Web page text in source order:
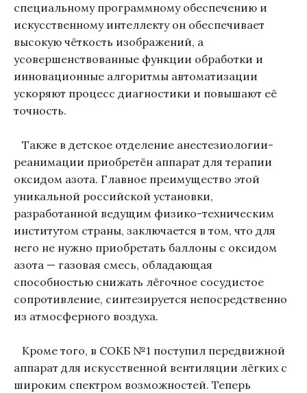
специальному программному обеспечению и
искусственному интеллекту он обеспечивает
высокую чёткость изображений, а
усовершенствованные функции обработки и
инновационные алгоритмы автоматизации
ускоряют процесс диагностики и повышают её
точность.
Также в детское отделение анестезиологии-
реанимации приобретён аппарат для терапии
оксидом азота. Главное преимущество этой
уникальной российской установки,
разработанной ведущим физико-техническим
институтом страны, заключается в том, что для
него не нужно приобретать баллоны с оксидом
азота — газовая смесь, обладающая
способностью снижать лёгочное сосудистое
сопротивление, синтезируется непосредственно
из атмосферного воздуха.
Кроме того, в СОКБ №1 поступил передвижной
аппарат для искусственной вентиляции лёгких с
широким спектром возможностей. Теперь